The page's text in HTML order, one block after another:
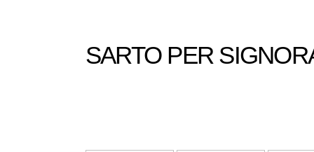
SARTO PER